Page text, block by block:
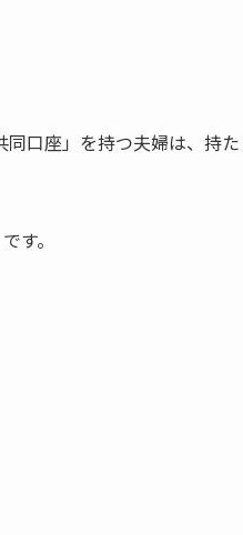
口座」を持つ夫婦は、持た
です。